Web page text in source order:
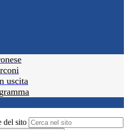
uscita
del sito